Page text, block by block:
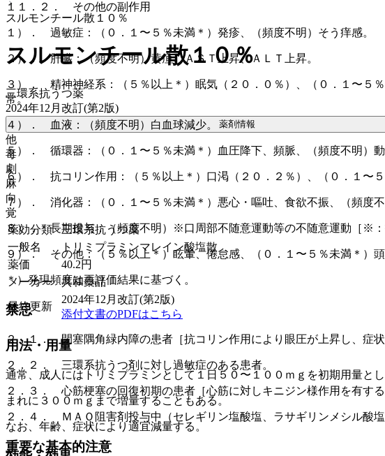
１１．２． その他の副作用
１）． 過敏症：（０．１〜５％未満＊）発疹、（頻度不明）そう痒感。
２）． 肝臓：（頻度不明）黄疸、ＡＳＴ上昇、ＡＬＴ上昇。
３）． 精神神経系：（５％以上＊）眠気（２０．０％）、（０．１〜５
常。
４）． 血液：（頻度不明）白血球減少。
５）． 循環器：（０．１〜５％未満＊）血圧降下、頻脈、（頻度不明）動
６）． 抗コリン作用：（５％以上＊）口渇（２０．２％）、（０．１〜
７）． 消化器：（０．１〜５％未満＊）悪心・嘔吐、食欲不振、（頻度不
８）． 長期投与：（頻度不明）※口周部不随意運動等の不随意運動［※：
９）． その他：（５％以上＊）眩暈、倦怠感、（０．１〜５％未満＊）
＊）発現頻度は再評価結果に基づく。
禁忌
２．１． 閉塞隅角緑内障の患者［抗コリン作用により眼圧が上昇し、症状
２．２． 三環系抗うつ剤に対し過敏症のある患者。
２．３． 心筋梗塞の回復初期の患者［心筋に対しキニジン様作用を有する
２．４． ＭＡＯ阻害剤投与中（セレギリン塩酸塩、ラサギリンメシル酸
重要な基本的注意
スルモンチール散１０％
スルモンチール散１０％
三環系抗うつ薬
2024年12月改訂(第2版)
薬剤情報
他
毒
劇
麻
向
覚
薬効分類
三環系抗うつ薬
一般名
トリミプラミンマレイン酸塩散
薬価
40.2円
メーカー
共和薬品
最終更新
2024年12月改訂(第2版)
添付文書のPDFはこちら
用法・用量
通常、成人にはトリミプラミンとして１日５０〜１００ｍｇを初期用量と
まれに３００ｍｇまで増量することもある。
なお、年齢、症状により適宜減量する。